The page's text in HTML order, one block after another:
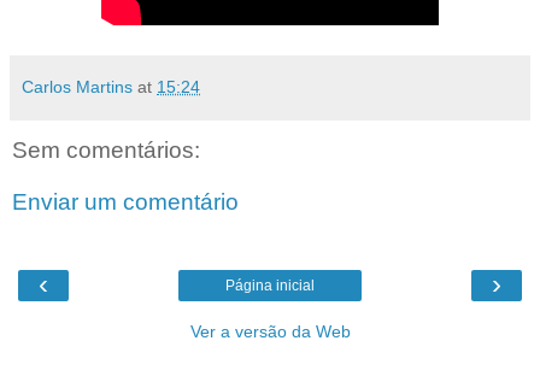
Carlos Martins at 15:24
Sem comentários:
Enviar um comentário
‹ ›
Página inicial
Ver a versão da Web